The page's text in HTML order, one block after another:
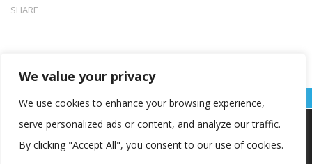
We value your privacy
We use cookies to enhance your browsing experience,
serve personalized ads or content, and analyze our traffic.
By clicking "Accept All", you consent to our use of cookies.
SHARE
Koristimo kolačiće kako bismo vam pružili najbolje iskustvo na
našoj web stranici.
Informacije o kolačićima koje koristimo ili opcije za